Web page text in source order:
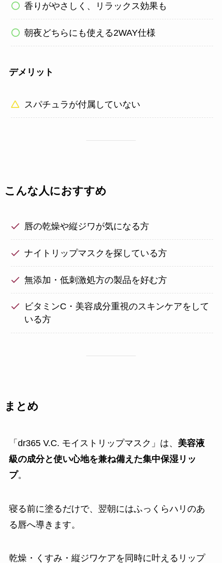
香りがやさしく、リラックス効果も
朝夜どちらにも使える2WAY仕様
デメリット
スパチュラが付属していない
こんな人におすすめ
唇の乾燥や縦ジワが気になる方
ナイトリップマスクを探している方
無添加・低刺激処方の製品を好む方
ビタミンC・美容成分重視のスキンケアをして
いる方
まとめ
「dr365 V.C. モイストリップマスク」は、 美容液
級の成分と使い心地を兼ね備えた集中保湿リッ
プ。
寝る前に塗るだけで、翌朝にはふっくらハリのあ
る唇へ導きます。
乾燥・くすみ・縦ジワケアを同時に叶えるリップ